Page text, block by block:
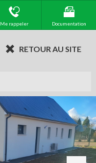
Me rappeler Documentation
RETOUR AU SITE